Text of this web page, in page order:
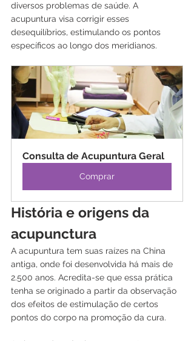
diversos problemas de saúde. A
acupuntura visa corrigir esses
desequilíbrios, estimulando os pontos
específicos ao longo dos meridianos.
Consulta de Acupuntura Geral
Comprar
História e origens da
acupunctura
A acupuntura tem suas raízes na China
antiga, onde foi desenvolvida há mais de
2.500 anos. Acredita-se que essa prática
tenha se originado a partir da observação
dos efeitos de estimulação de certos
pontos do corpo na promoção da cura.